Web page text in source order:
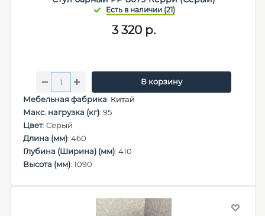
3 320 р.
В корзину
Мебельная фабрика: Китай
Макс. нагрузка (кг): 95
Цвет: Серый
Длина (мм): 460
Глубина (Ширина) (мм): 410
Высота (мм): 1090